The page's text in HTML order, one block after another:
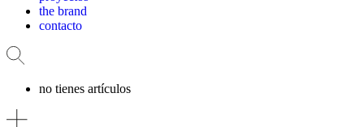
the brand
contacto
no tienes artículos